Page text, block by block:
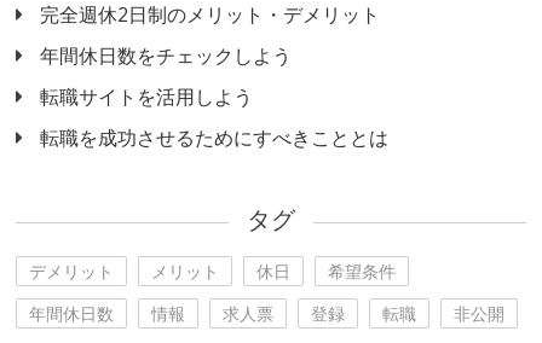
完全週休2日制のメリット・デメリット
年間休日数をチェックしよう
転職サイトを活用しよう
転職を成功させるためにすべきこととは
タグ
デメリット メリット 休日
希望条件
年間休日数
情報 求人票 登録 転職 非公開